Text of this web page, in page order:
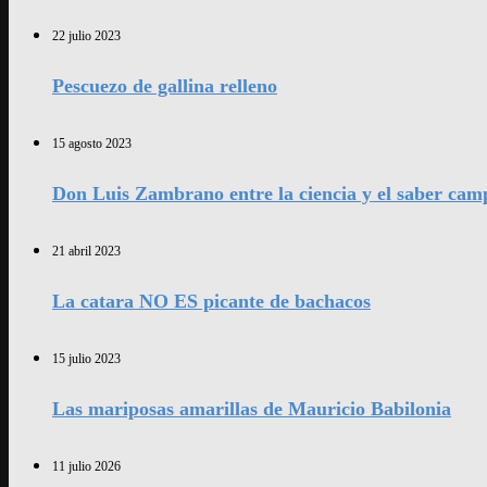
22 julio 2023
Pescuezo de gallina relleno
15 agosto 2023
Don Luis Zambrano entre la ciencia y el saber
21 abril 2023
La catara NO ES picante de bachacos
15 julio 2023
Las mariposas amarillas de Mauricio Babilonia
11 julio 2026